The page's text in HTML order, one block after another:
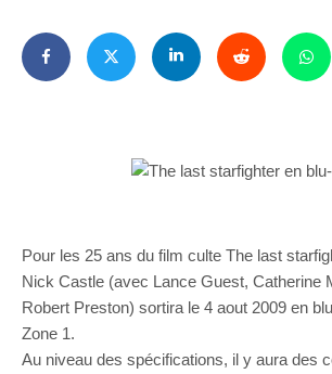
Pour les 25 ans du film culte The last
Nick Castle (avec Lance Guest, Catherine
Robert Preston) sortira le 4 aout 2009 en
Zone 1.
Au niveau des spécifications, il y aura des